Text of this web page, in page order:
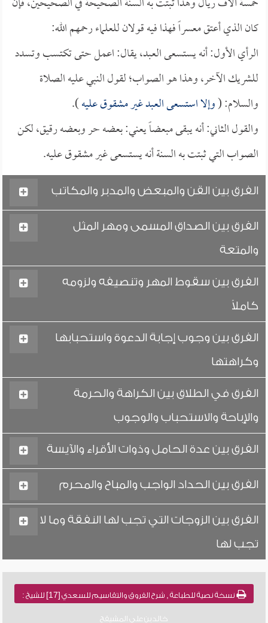
كان الذي أعتق معسراً فهذا فيه قولان للعلماء رحمهم الله:
الرأي الأول: أنه يستسعى العبد، يقال: اعمل حتى تكتسب وتسدد
للشريك الآخر، وهذا هو الصواب؛ لقول النبي عليه الصلاة
والسلام: (وإلا استسعى العبد غير مشقوق عليه).
والقول الثاني: أنه يبقى مبعضاً يعني: بعضه حر وبعضه رقيق، لكن
الصواب التي ثبتت به السنة أنه يستسعى غير مشقوق عليه.
الفرق بين القن والمبعض والمدبر والمكاتب
الفرق بين الصداق المسمى ومهر المثل
والمتعة
الفرق بين سقوط المهر وتنصيفه ولزومه
كاملاً
الفرق بين وجوب إجابة الدعوة واستحبابها
وكراهتها
الفرق في الطلاق بين الكراهة والحرمة
والإباحة والاستحباب والوجوب
الفرق بين عدة الحامل وذوات الأقراء والآيسة
الفرق بين الحداد الواجب والمباح والمحرم
الفرق بين الزوجات التي تجب لها النفقة وما لا
تجب لها
نسخة نصية للطباعة , شرح الفروق والتقاسيم للسعدي [17] للشيخ :
خالد بن علي المشيقح